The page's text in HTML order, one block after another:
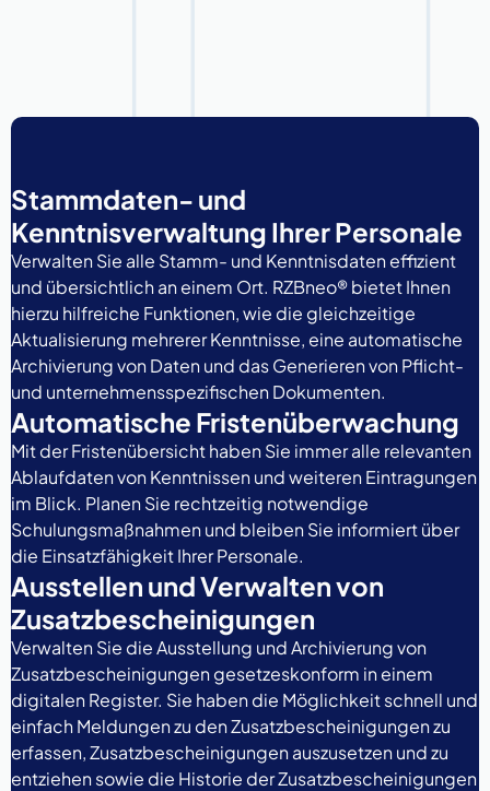
Stammdaten- und
Kenntnisverwaltung Ihrer Personale
Verwalten Sie alle Stamm- und Kenntnisdaten effizient
und übersichtlich an einem Ort. RZBneo® bietet Ihnen
hierzu hilfreiche Funktionen, wie die gleichzeitige
Aktualisierung mehrerer Kenntnisse, eine automatische
Archivierung von Daten und das Generieren von Pflicht-
und unternehmensspezifischen Dokumenten.
Automatische Fristenüberwachung
Mit der Fristenübersicht haben Sie immer alle relevanten
Ablaufdaten von Kenntnissen und weiteren Eintragungen
im Blick. Planen Sie rechtzeitig notwendige
Schulungsmaßnahmen und bleiben Sie informiert über
die Einsatzfähigkeit Ihrer Personale.
Ausstellen und Verwalten von
Zusatzbescheinigungen
Verwalten Sie die Ausstellung und Archivierung von
Zusatzbescheinigungen gesetzeskonform in einem
digitalen Register. Sie haben die Möglichkeit schnell und
einfach Meldungen zu den Zusatzbescheinigungen zu
erfassen, Zusatzbescheinigungen auszusetzen und zu
entziehen sowie die Historie der Zusatzbescheinigungen